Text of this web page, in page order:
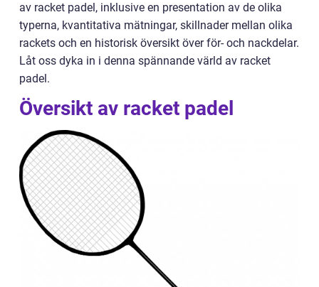
av racket padel, inklusive en presentation av de olika
typerna, kvantitativa mätningar, skillnader mellan olika
rackets och en historisk översikt över för- och nackdelar.
Låt oss dyka in i denna spännande värld av racket
padel.
Översikt av racket padel